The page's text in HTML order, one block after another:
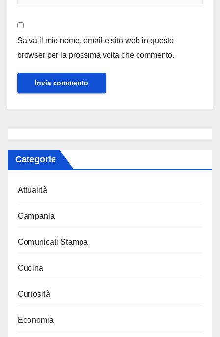
Salva il mio nome, email e sito web in questo
browser per la prossima volta che commento.
Categorie
Attualità
Campania
Comunicati Stampa
Cucina
Curiosità
Economia